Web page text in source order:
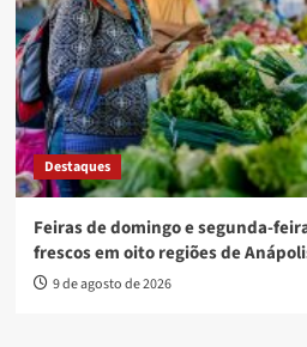
Destaques
Feiras de domingo e segunda-
frescos em oito regiões de
9 de agosto de 2026